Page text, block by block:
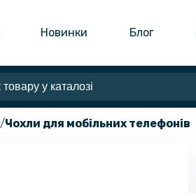
Новинки Блог
Чохли для мобільних телефонів